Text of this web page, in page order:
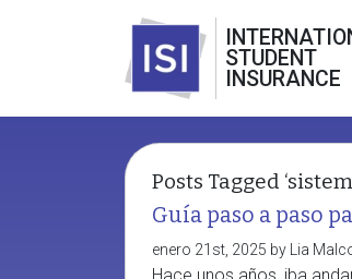
STUDENT
INSURANCE
Posts Tagged
Guía paso a paso
enero 21st, 2025 by Lia